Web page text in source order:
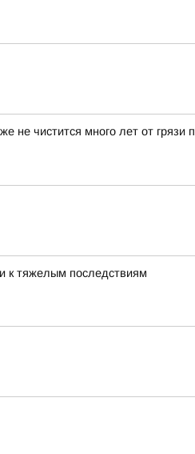
не чистится много лет от грязи
к тяжелым последствиям